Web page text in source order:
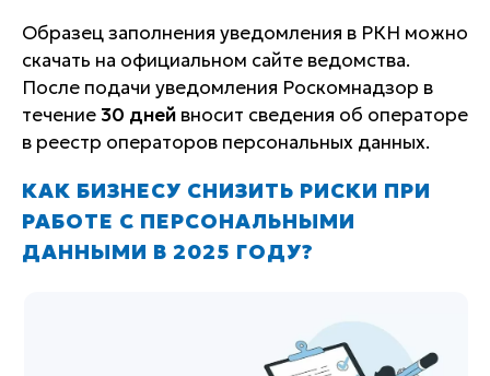
Образец заполнения уведомления в РКН можно
скачать на официальном сайте ведомства.
После подачи уведомления Роскомнадзор в
течение 30 дней вносит сведения об операторе
в реестр операторов персональных данных.
КАК БИЗНЕСУ СНИЗИТЬ РИСКИ ПРИ
РАБОТЕ С ПЕРСОНАЛЬНЫМИ
ДАННЫМИ В 2025 ГОДУ?